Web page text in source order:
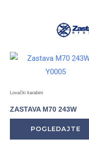
Lovački karabini
ZASTAVA M70 243W
POGLEDAJTE